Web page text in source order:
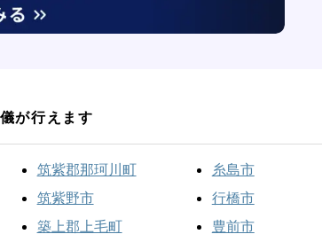
が行えます
筑紫郡那珂川町
筑紫野市
築上郡上毛町
糸島市
行橋市
豊前市